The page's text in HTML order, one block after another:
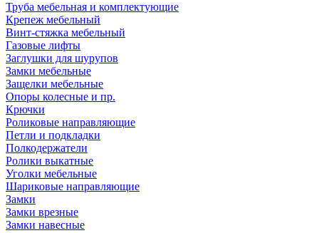
Труба мебельная и комплектующие
Крепеж мебельный
Винт-стяжка мебельный
Газовые лифты
Заглушки для шурупов
Замки мебельные
Защелки мебельные
Опоры колесные и пр.
Крючки
Роликовые направляющие
Петли и подкладки
Полкодержатели
Ролики выкатные
Уголки мебельные
Шариковые направляющие
Замки
Замки врезные
Замки навесные